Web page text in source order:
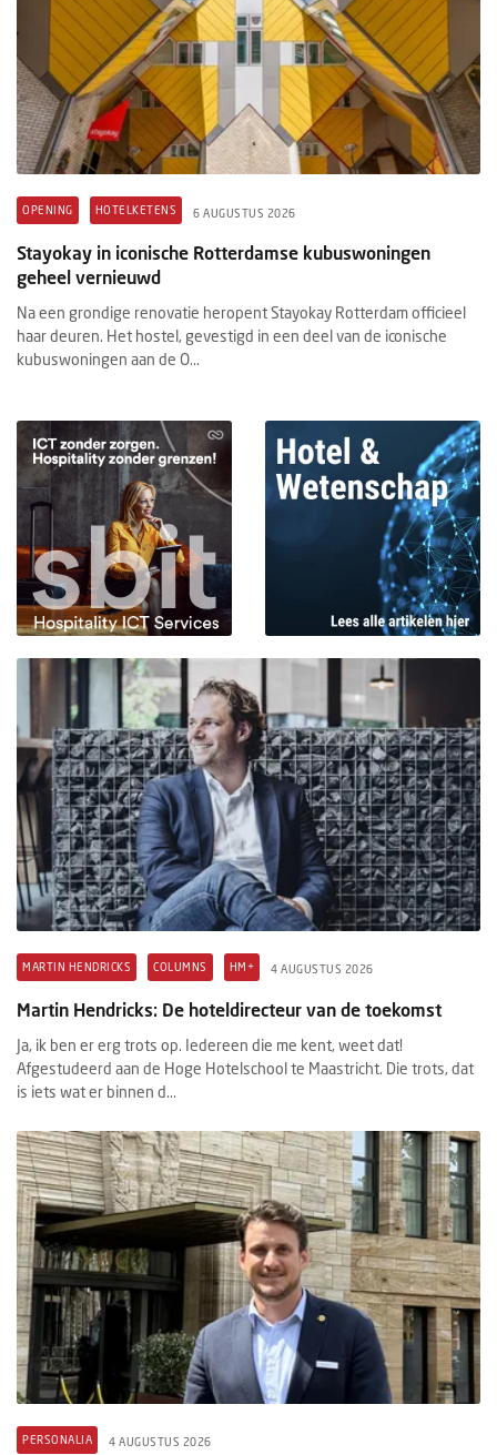
OPENING HOTELKETENS 6 AUGUSTUS 2026
Stayokay in iconische Rotterdamse kubuswoningen
geheel vernieuwd
Na een grondige renovatie heropent Stayokay Rotterdam officieel
haar deuren. Het hostel, gevestigd in een deel van de iconische
kubuswoningen aan de O...
MARTIN HENDRICKS COLUMNS HM+ 4 AUGUSTUS 2026
Martin Hendricks: De hoteldirecteur van de toekomst
Ja, ik ben er erg trots op. Iedereen die me kent, weet dat!
Afgestudeerd aan de Hoge Hotelschool te Maastricht. Die trots, dat
is iets wat er binnen d...
PERSONALIA 4 AUGUSTUS 2026